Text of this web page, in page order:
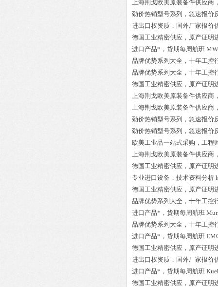
上海荆戈欧美原装备件供应商
劲价热销型号系列，急速报价
进出口权资质，国外厂家报价
德国工业精密供应，原产证明
进口产品*，货期每周航班
品牌优势系列大全，十年工控
品牌优势系列大全，十年工控
德国工业精密供应，原产证明
上海荆戈欧美原装备件供应商
上海荆戈欧美原装备件供应商
劲价热销型号系列，急速报价
劲价热销型号系列，急速报价
欧美工业品一站式采购，工程
上海荆戈欧美原装备件供应商
德国工业精密供应，原产证明
专业进口设备，技术资料分析
德国工业精密供应，原产证明
品牌优势系列大全，十年工控
进口产品*，货期每周航班
品牌优势系列大全，十年工控
进口产品*，货期每周航班
德国工业精密供应，原产证明
进出口权资质，国外厂家报价
进口产品*，货期每周航班
德国工业精密供应，原产证明